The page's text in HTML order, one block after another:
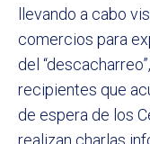
llevando a cabo
comercios para
del
recipientes que
de espera de los